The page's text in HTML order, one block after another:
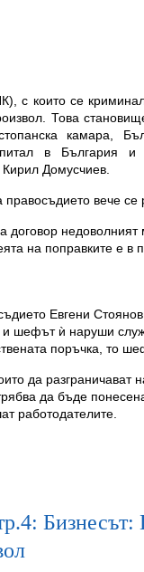
с които се
Това
камара,
в България
Домусчиев.
вече
недоволният
на поправките е
Евгени
шефът ѝ наруши
поръчка, то
да разграничават
да бъде
работодателите.